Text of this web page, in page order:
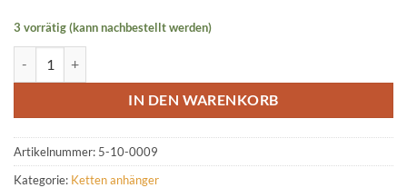
3 vorrätig (kann nachbestellt werden)
IN DEN WARENKORB
Artikelnummer: 5-10-0009
Kategorie: Ketten anhänger